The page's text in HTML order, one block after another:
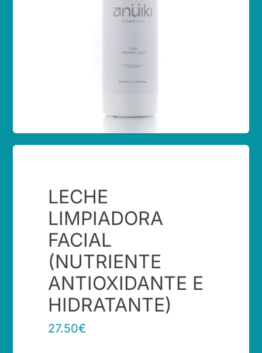
LECHE
LIMPIADORA
FACIAL
(NUTRIENTE
ANTIOXIDANTE E
HIDRATANTE)
27.50€